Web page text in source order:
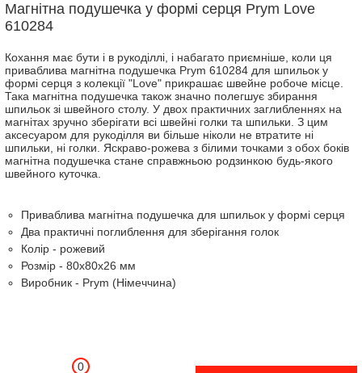
Магнітна подушечка у формі серця Prym Love
610284
Кохання має бути і в рукоділлі, і набагато приємніше, коли ця
приваблива магнітна подушечка Prym 610284 для шпильок у
формі серця з колекції "Love" прикрашає швейне робоче місце.
Така магнітна подушечка також значно полегшує збирання
шпильок зі швейного столу. У двох практичних заглибленнях на
магнітах зручно зберігати всі швейні голки та шпильки. З цим
аксесуаром для рукоділля ви більше ніколи не втратите ні
шпильки, ні голки. Яскраво-рожева з білими точками з обох боків
магнітна подушечка стане справжньою родзинкою будь-якого
швейного куточка.
Приваблива магнітна подушечка для шпильок у формі серця
Два практичні поглиблення для зберігання голок
Колір - рожевий
Розмір - 80х80х26 мм
Виробник - Prym (Німеччина)
0